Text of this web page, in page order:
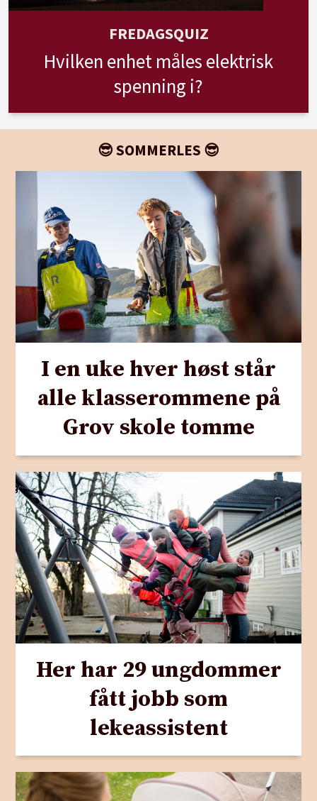
FREDAGSQUIZ
Hvilken enhet måles elektrisk
spenning i?
😎 SOMMERLES 😎
I en uke hver høst står
alle klasserommene på
Grov skole tomme
Her har 29 ungdommer
fått jobb som
lekeassistent